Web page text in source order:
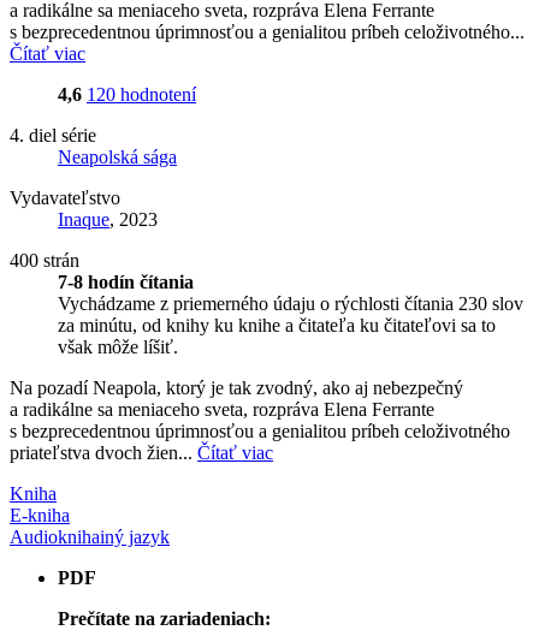
a radikálne sa meniaceho sveta, rozpráva Elena Ferrante
s bezprecedentnou úprimnosťou a genialitou príbeh celoživotného...
Čítať viac
4,6 120 hodnotení
4. diel série
Neapolská sága
Vydavateľstvo
Inaque, 2023
400 strán
7-8 hodín čítania
Vychádzame z priemerného údaju o rýchlosti čítania 230 slov
za minútu, od knihy ku knihe a čitateľa ku čitateľovi sa to
však môže líšiť.
Na pozadí Neapola, ktorý je tak zvodný, ako aj nebezpečný
a radikálne sa meniaceho sveta, rozpráva Elena Ferrante
s bezprecedentnou úprimnosťou a genialitou príbeh celoživotného
priateľstva dvoch žien... Čítať viac
Kniha
E-kniha
Audioknihainý jazyk
PDF
Prečítate na zariadeniach: